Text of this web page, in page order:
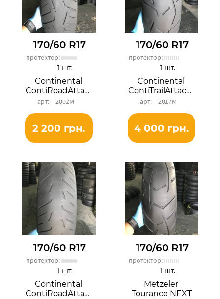
170/60 R17
протектор:
Continental
ContiRoadAttack 3
2002М
1 шт.
2 200 грн.
170/60 R17
протектор:
Continental
ContiTrailAttack 3
2017М
1 шт.
4 000 грн.
170/60 R17
протектор:
Continental
ContiRoadAttack 4
1 шт.
170/60 R17
протектор:
Metzeler
Tourance NEXT
1 шт.